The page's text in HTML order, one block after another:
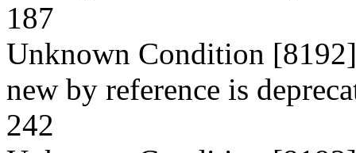
187
Unknown Condition
new by reference is
242